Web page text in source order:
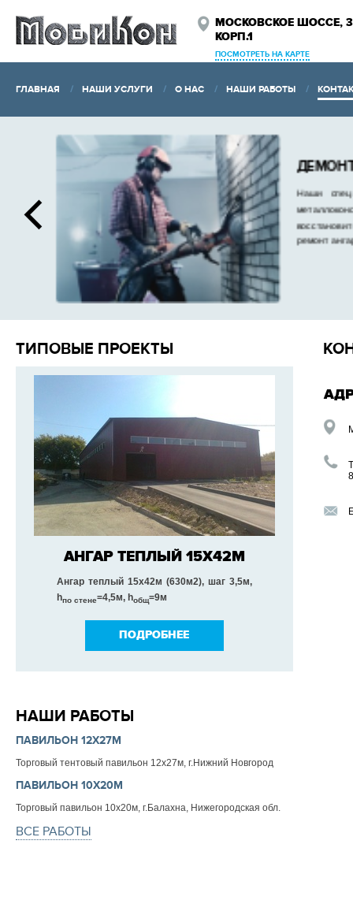
МОСКОВСКОЕ ШОССЕ,
КОРП.1
ПОСМОТРЕТЬ НА КАРТЕ
ГЛАВНАЯ НАШИ УСЛУГИ О НАС НАШИ РАБОТЫ
ТИПОВЫЕ ПРОЕКТЫ
АНГАР ТЕПЛЫЙ 15Х42М
Ангар теплый 15х42м (630м2), шаг 3,5м,
hпо стене=4,5м, hобщ=9м
ПОДРОБНЕЕ
НАШИ РАБОТЫ
ПАВИЛЬОН 12Х27М
Торговый тентовый павильон 12х27м, г.Нижний Новгород
ПАВИЛЬОН 10Х20М
Торговый павильон 10х20м, г.Балахна, Нижегородская обл.
ВСЕ РАБОТЫ